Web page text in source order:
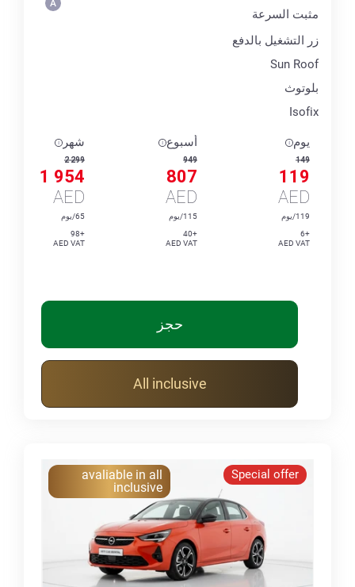
مثبت السرعة
زر التشغيل بالدفع
Sun Roof
بلوتوث
Isofix
يوم
149
119
AED
119/يوم
+6
AED VAT
أسبوع
949
807
AED
115/يوم
+40
AED VAT
شهر
2 299
1 954
AED
65/يوم
+98
AED VAT
حجز
All inclusive
Special offer
avaliable in all
inclusive